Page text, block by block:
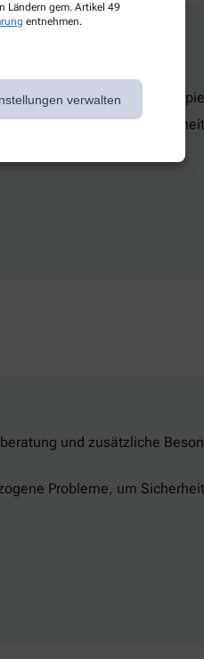
Ländern gem. Artikel 49
entnehmen.
verwaltenund
Probleme, um
und zusätzliche
Probleme, um